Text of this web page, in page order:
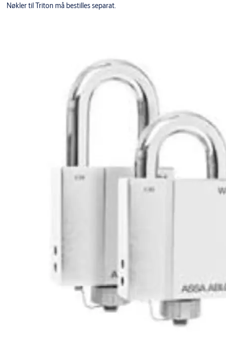
Nøkler til Triton må bestilles separat.